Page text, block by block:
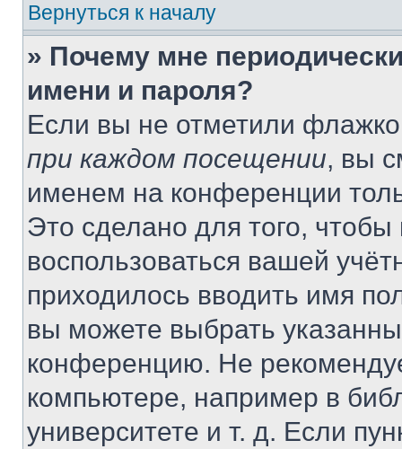
Вернуться к началу
» Почему мне
имени и пароля?
Если вы не отметили
при каждом посещении, вы
именем на конференции
Это сделано для того, чтобы
воспользоваться вашей
приходилось вводить имя
вы можете выбрать
конференцию. Не
компьютере, например в
университете и т. д. Если